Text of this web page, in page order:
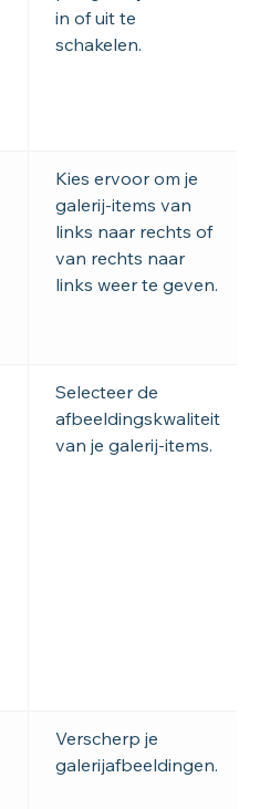
in of uit te
schakelen.
Kies ervoor om je
galerij-items van
links naar rechts of
van rechts naar
links weer te geven.
Selecteer de
afbeeldingskwaliteit
van je galerij-items.
Verscherp je
galerijafbeeldingen.